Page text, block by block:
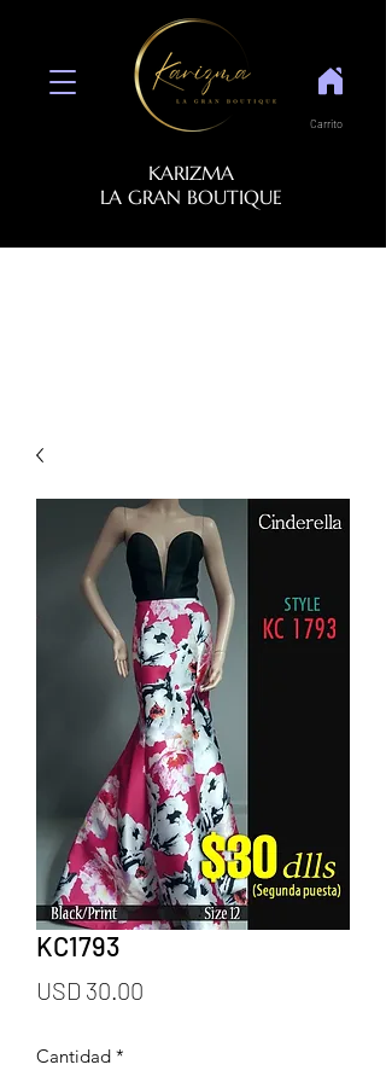
KARIZMA
LA GRAN BOUTIQUE
Carrito
KC1793
USD 30.00
Cantidad *